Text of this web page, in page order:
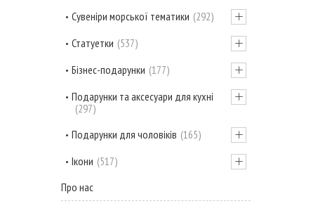
Сувеніри морської тематики 292
Статуетки 537
Бізнес-подарунки 177
Подарунки та аксесуари для кухні
297
Подарунки для чоловіків 165
Ікони 517
Про нас